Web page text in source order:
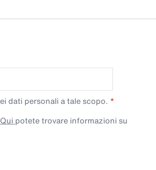
dati personali a tale scopo.
Qui potete trovare informazioni su